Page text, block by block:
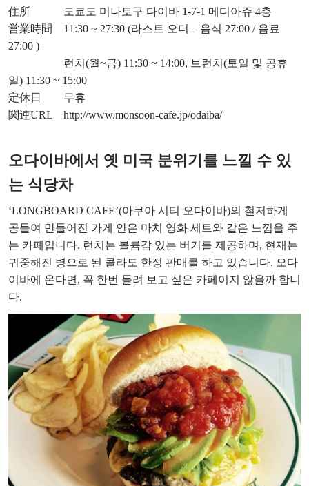
住所 도쿄도 미나토구 다이바 1-7-1 메디아쥬 4층
営業時間 11:30 ~ 27:30 (라스트 오더 – 음식 27:00 / 음료
27:00 )
런치(월~금) 11:30 ~ 14:00, 브런치(토일 및 공휴
일) 11:30 ~ 15:00
定休日 무휴
関連URL http://www.monsoon-cafe.jp/odaiba/
오다이바에서 옛 미국 분위기를 느낄 수 있
는 식당차
‘LONGBOARD CAFE’(아쿠아 시티 오다이바)의 철저하게
공들여 만들어진 가게 안은 마치 영화 세트와 같은 느낌을 주
는 카페입니다. 런치는 볼륨감 있는 버거를 제공하며, 현재는
귀중해진 병으로 된 콜라도 한정 판매를 하고 있습니다. 오다
이바에 온다면, 꼭 한번 들려 보고 싶은 카페이지 않을까 합니
다.